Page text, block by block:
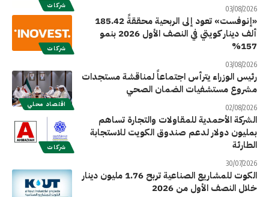
شركات 03/08/2026
شركات
«إنوفست» تعود إلى الربحية محققةً 185.42
ألف دينار كويتي في النصف الأول 2026 بنمو
157%
03/08/2026
اقتصاد محلي
رئيس الوزراء يترأس اجتماعاً لمناقشة مستجدات
مشروع مستشفيات الضمان الصحي
02/08/2026
شركات
الشركة الأحمدية للمقاولات والتجارة تساهم
بمليون دولار لدعم صندوق الكويت للاستجابة
الطارئة
30/07/2026
الكوت للمشاريع الصناعية تربح 1.76 مليون دينار
خلال النصف الأول من 2026